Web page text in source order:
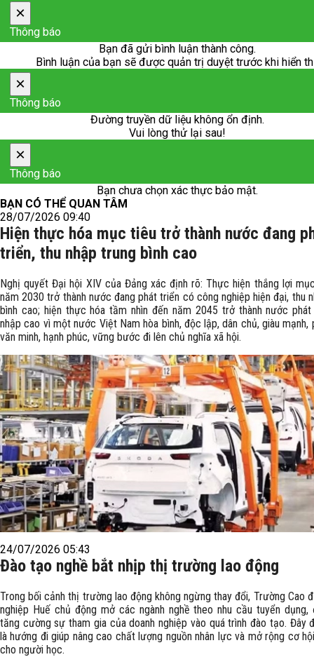
×
Thông báo
Bạn đã gửi bình luận thành công.
Bình luận của bạn sẽ được quản trị duyệt trước khi hiển
×
Thông báo
Đường truyền dữ liệu không ổn định.
Vui lòng thử lại sau!
×
Thông báo
Bạn chưa chọn xác thực bảo mật.
BẠN CÓ THỂ QUAN TÂM
28/07/2026 09:40
Hiện thực hóa mục tiêu trở thành nước đang
triển, thu nhập trung bình cao
Nghị quyết Đại hội XIV của Đảng xác định rõ: Thực hiện thắng lợi
năm 2030 trở thành nước đang phát triển có công nghiệp hiện đại, thu
bình cao; hiện thực hóa tầm nhìn đến năm 2045 trở thành nước
nhập cao vì một nước Việt Nam hòa bình, độc lập, dân chủ, giàu mạnh,
văn minh, hạnh phúc, vững bước đi lên chủ nghĩa xã hội.
24/07/2026 05:43
Đào tạo nghề bắt nhịp thị trường lao động
Trong bối cảnh thị trường lao động không ngừng thay đổi, Trường Cao
nghiệp Huế chủ động mở các ngành nghề theo nhu cầu tuyển dụng,
tăng cường sự tham gia của doanh nghiệp vào quá trình đào tạo. Đây
là hướng đi giúp nâng cao chất lượng nguồn nhân lực và mở rộng cơ
cho người học.